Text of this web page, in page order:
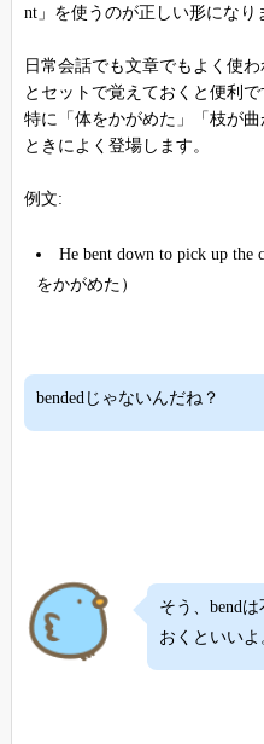
nt」を使うのが正しい形になり
日常会話でも文章でもよく使
とセットで覚えておくと便利で
特に「体をかがめた」「枝が
ときによく登場します。
例文:
He bent down to pick up
をかがめた）
bendedじゃないんだね？
そう、bend
おくといいよ